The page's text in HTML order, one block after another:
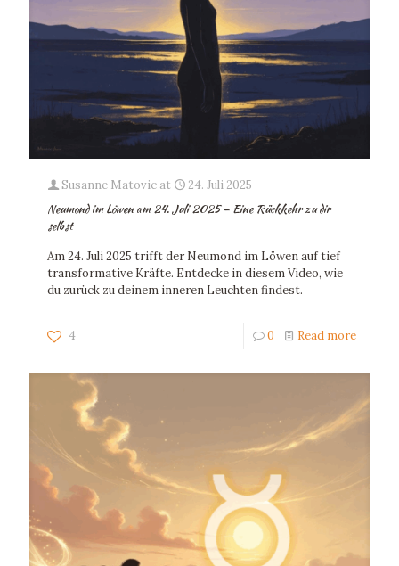
Susanne Matovic at 24. Juli 2025
Neumond im Löwen am 24. Juli 2025 – Eine Rückkehr zu dir
selbst
Am 24. Juli 2025 trifft der Neumond im Löwen auf tief
transformative Kräfte. Entdecke in diesem Video, wie
du zurück zu deinem inneren Leuchten findest.
4 0 Read more